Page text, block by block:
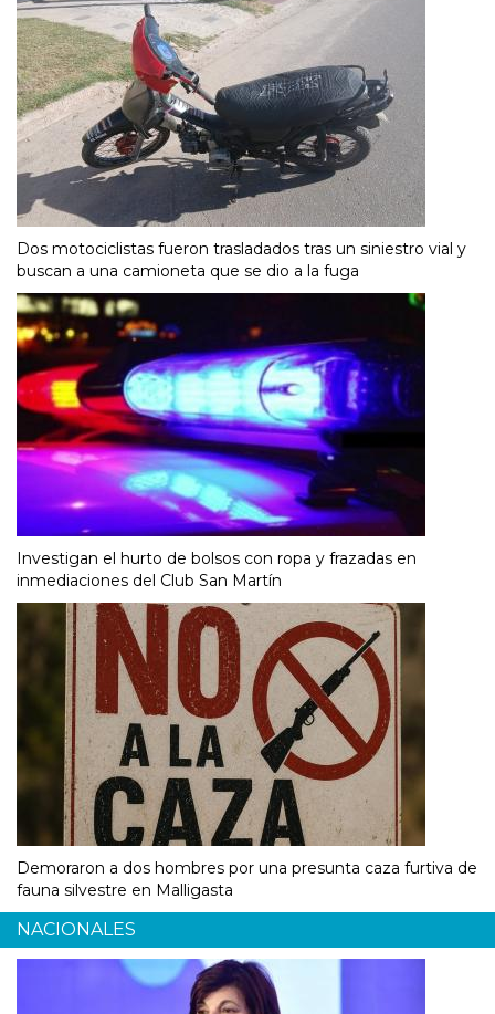
Dos motociclistas fueron trasladados tras un siniestro vial y
buscan a una camioneta que se dio a la fuga
Investigan el hurto de bolsos con ropa y frazadas en
inmediaciones del Club San Martín
Demoraron a dos hombres por una presunta caza furtiva de
fauna silvestre en Malligasta
NACIONALES